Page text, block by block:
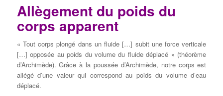
Allègement du poids du
corps apparent
« Tout corps plongé dans un fluide […] subit une force verticale
[…] opposée au poids du volume du fluide déplacé » (théorème
d’Archimède). Grâce à la poussée d’Archimède, notre corps est
allégé d’une valeur qui correspond au poids du volume d’eau
déplacé.